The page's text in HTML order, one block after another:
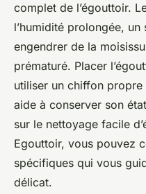
complet de l’égouttoir.
l’humidité prolongée,
engendrer de la
prématuré. Placer
utiliser un chiffon
aide à conserver son
sur le nettoyage facile
Egouttoir, vous pouvez
spécifiques qui vous
délicat.